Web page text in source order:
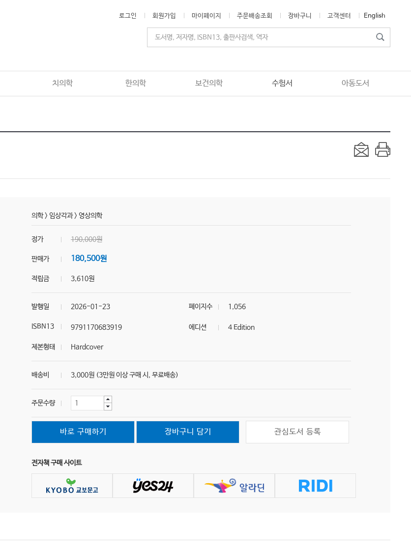
로그인 회원가입 마이페이지 주문배송조회 장바구니 고객센터 English
치의학 한의학 보건의학 수험서 아동도서
의학> 임상각과> 영상의학
정가 190,000원
판매가 180,500원
적립금 3,610원
발행일 2026-01-23 페이지수 1,056
ISBN13 9791170683919 에디션 4 Edition
제본형태 Hardcover
배송비 3,000원 (3만원 이상 구매 시, 무료배송)
주문수량
바로 구매하기 장바구니 담기 관심도서 등록
전자책 구매 사이트